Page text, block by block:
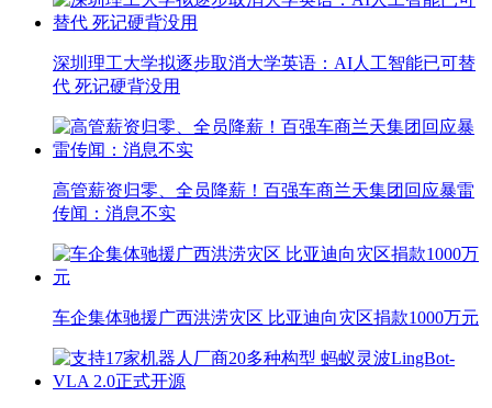
深圳理工大学拟逐步取消大学英语：AI人工智能已可替
代 死记硬背没用
高管薪资归零、全员降薪！百强车商兰天集团回应暴雷
传闻：消息不实
车企集体驰援广西洪涝灾区 比亚迪向灾区捐款1000万元